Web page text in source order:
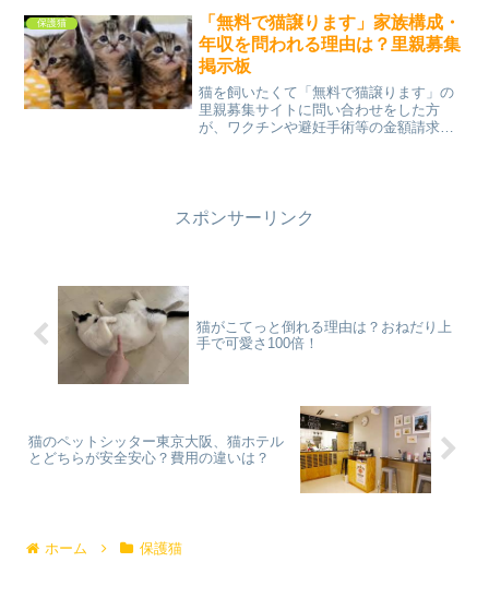
紹介したいと思います。そして譲渡にあ
たり、里親になるメリット...
保護猫
「無料で猫譲ります」家族構成・
年収を問われる理由は？里親募集
掲示板
猫を飼いたくて「無料で猫譲ります」の
里親募集サイトに問い合わせをした方
が、ワクチンや避妊手術等の金額請求の
スポンサーリンク
猫がこてっと倒れる理由は？おねだり上
手で可愛さ100倍！
猫のペットシッター東京大阪、猫ホテル
とどちらが安全安心？費用の違いは？
ホーム 保護猫